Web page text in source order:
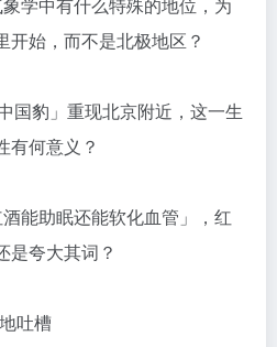
学中有什么特殊的地位，为
开始，而不是北极地区？
国豹」重现北京附近，这一生
有何意义？
能助眠还能软化血管」，红
是夸大其词？
吐槽